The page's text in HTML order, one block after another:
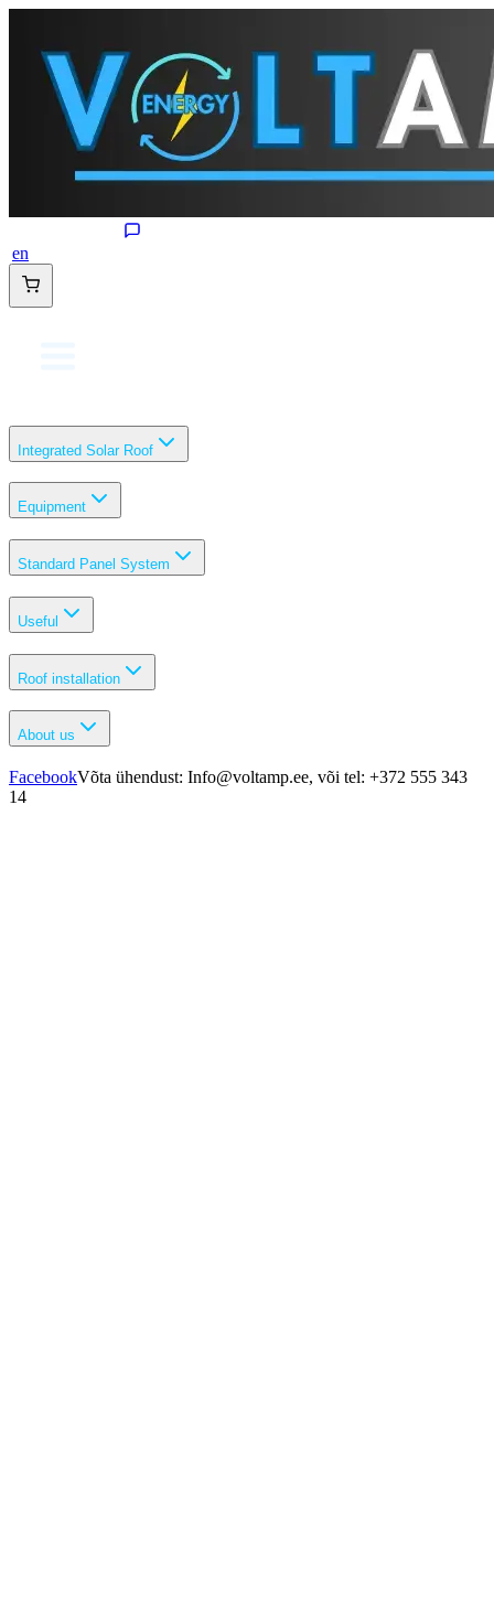
en
Integrated Solar Roof
Equipment
Standard Panel System
Useful
Roof installation
About us
FacebookVõta ühendust: Info@voltamp.ee, või tel: +372 555 343
14